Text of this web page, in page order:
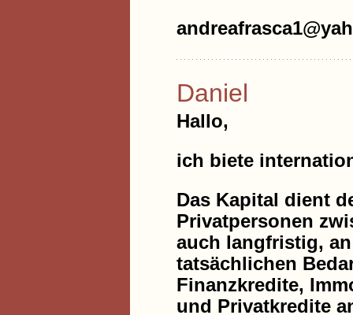
Daniel
Hallo,
ich biete
Das Kapital dient
Privatpersonen
auch langfristig,
tatsächlichen
Finanzkredite,
und Privatkredite